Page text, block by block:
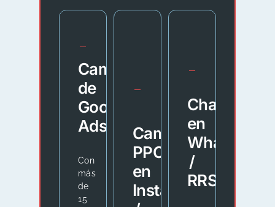
Campañas
de
Google
Ads
Con
más
de
15
Campañas
PPC
en
Instagram
Chatbots
en
WhatsApp
/
RRSS